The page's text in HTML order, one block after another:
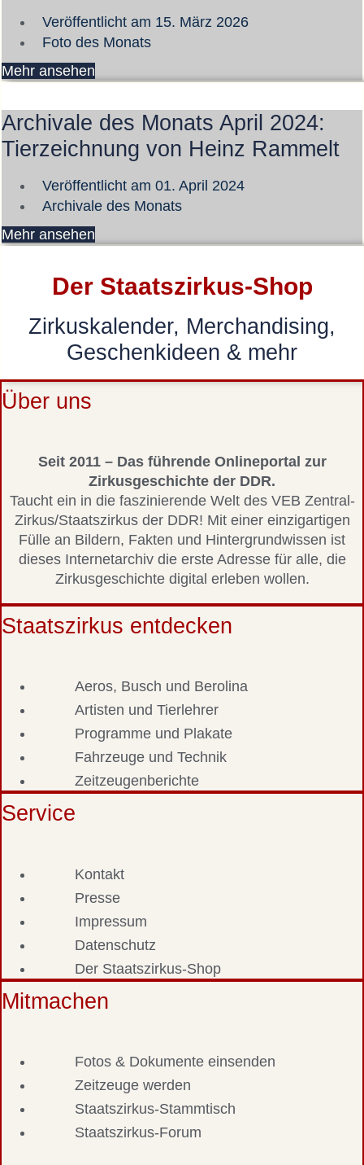
Veröffentlicht am 15. März 2026
Foto des Monats
Mehr ansehen
Archivale des Monats April 2024:
Tierzeichnung von Heinz Rammelt
Veröffentlicht am 01. April 2024
Archivale des Monats
Mehr ansehen
Der Staatszirkus-Shop
Zirkuskalender, Merchandising,
Geschenkideen & mehr
Über uns
Seit 2011 – Das führende Onlineportal zur
Zirkusgeschichte der DDR.
Taucht ein in die faszinierende Welt des VEB Zentral-
Zirkus/Staatszirkus der DDR! Mit einer einzigartigen
Fülle an Bildern, Fakten und Hintergrundwissen ist
dieses Internetarchiv die erste Adresse für alle, die
Zirkusgeschichte digital erleben wollen.
Staatszirkus entdecken
Aeros, Busch und Berolina
Artisten und Tierlehrer
Programme und Plakate
Fahrzeuge und Technik
Zeitzeugenberichte
Service
Kontakt
Presse
Impressum
Datenschutz
Der Staatszirkus-Shop
Mitmachen
Fotos & Dokumente einsenden
Zeitzeuge werden
Staatszirkus-Stammtisch
Staatszirkus-Forum